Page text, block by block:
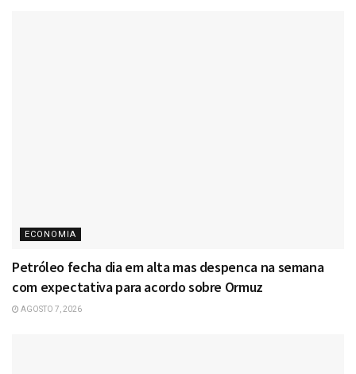
ECONOMIA
Petróleo fecha dia em alta mas despenca na semana
com expectativa para acordo sobre Ormuz
AGOSTO 7, 2026